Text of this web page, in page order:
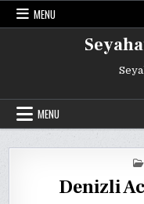
Skip
MENU
MENU
Denizli